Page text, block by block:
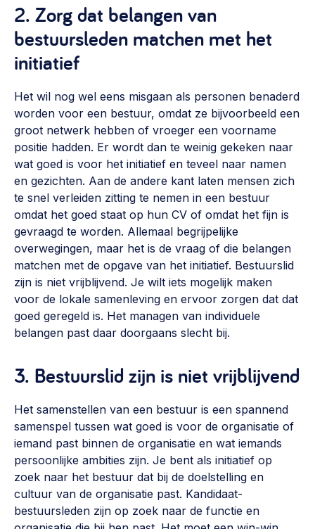
Weerbare gemeenschappen
Voorbereiden op crisis, noodsteunpunten,
ontmoetingsplekken >
Energiecollectieven, buurt vergroenen, SDG >
Meebeslissen
Uitdaagrecht, gemeenschapsfondsen, lokale democratie >
Samenwerken en lokale politiek
Lobbyen, invloed uitoefenen, maatschappelijke impact >
Omgevingswet en gebiedsontwikkeling
invoering omgevingswet, participatie,
gebiedsontwikkeling>
2. Zorg dat belangen van
bestuursleden matchen met het
initiatief
Het wil nog wel eens misgaan als personen benaderd
worden voor een bestuur, omdat ze bijvoorbeeld een
groot netwerk hebben of vroeger een voorname
positie hadden. Er wordt dan te weinig gekeken naar
wat goed is voor het initiatief en teveel naar namen
en gezichten. Aan de andere kant laten mensen zich
te snel verleiden zitting te nemen in een bestuur
omdat het goed staat op hun CV of omdat het fijn is
gevraagd te worden. Allemaal begrijpelijke
overwegingen, maar het is de vraag of die belangen
matchen met de opgave van het initiatief. Bestuurslid
zijn is niet vrijblijvend. Je wilt iets mogelijk maken
voor de lokale samenleving en ervoor zorgen dat dat
goed geregeld is. Het managen van individuele
belangen past daar doorgaans slecht bij.
3. Bestuurslid zijn is niet vrijblijvend
Het samenstellen van een bestuur is een spannend
samenspel tussen wat goed is voor de organisatie of
iemand past binnen de organisatie en wat iemands
persoonlijke ambities zijn. Je bent als initiatief op
zoek naar het bestuur dat bij de doelstelling en
cultuur van de organisatie past. Kandidaat-
bestuursleden zijn op zoek naar de functie en